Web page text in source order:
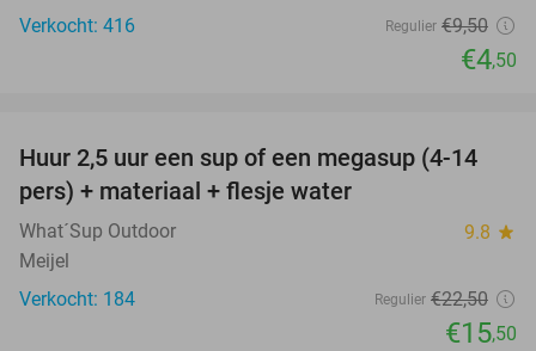
Verkocht: 416
Regulier €9,50
€4,50
31%
Huur 2,5 uur een sup of een megasup (4-14
pers) + materiaal + flesje water
What´Sup Outdoor 9.8 star
Meijel
Verkocht: 184
Regulier €22,50
€15,50